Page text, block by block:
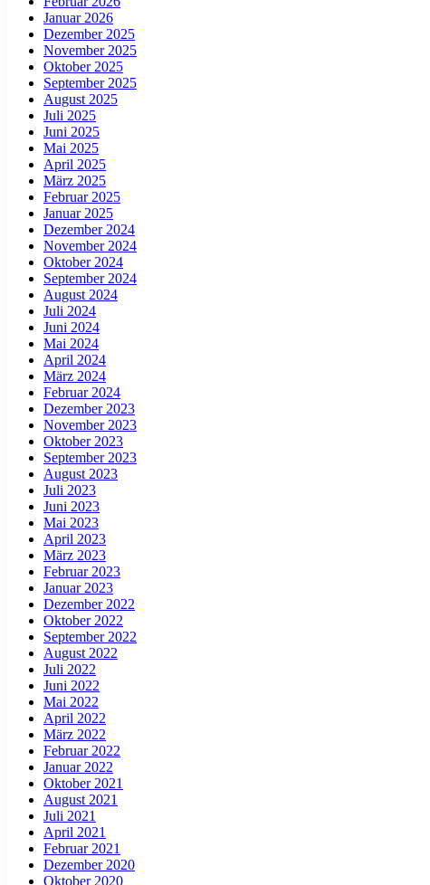
Januar 2026
Dezember 2025
November 2025
Oktober 2025
September 2025
August 2025
Juli 2025
Juni 2025
Mai 2025
April 2025
März 2025
Februar 2025
Januar 2025
Dezember 2024
November 2024
Oktober 2024
September 2024
August 2024
Juli 2024
Juni 2024
Mai 2024
April 2024
März 2024
Februar 2024
Dezember 2023
November 2023
Oktober 2023
September 2023
August 2023
Juli 2023
Juni 2023
Mai 2023
April 2023
März 2023
Februar 2023
Januar 2023
Dezember 2022
Oktober 2022
September 2022
August 2022
Juli 2022
Juni 2022
Mai 2022
April 2022
März 2022
Februar 2022
Januar 2022
Oktober 2021
August 2021
Juli 2021
April 2021
Februar 2021
Dezember 2020
Oktober 2020